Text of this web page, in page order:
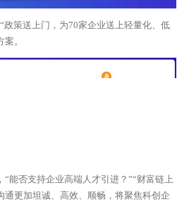
政策送上门，为70家企业送上轻量化、低
。
能否支持企业高端人才引进？”“财富链上
通更加坦诚、高效、顺畅，将聚焦科创企